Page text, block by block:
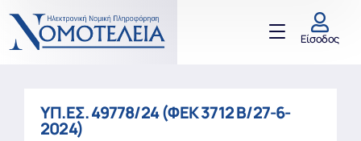
Είσοδος
ΥΠ.ΕΣ. 49778/24 (ΦΕΚ 3712 Β/27-6-
2024)